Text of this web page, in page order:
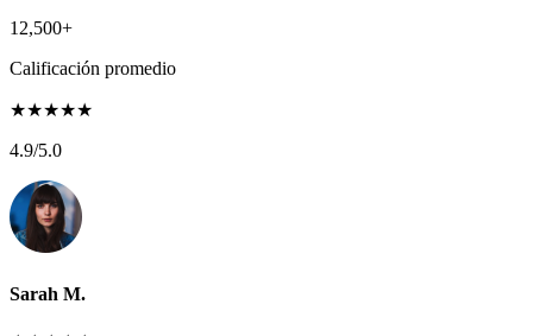
12,500+
Calificación promedio
★★★★★
4.9/5.0
Sarah M.